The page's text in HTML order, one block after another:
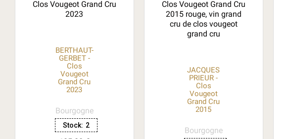
BERTHAUT-
GERBET -
Clos
Vougeot
Grand Cru
2023
Bourgogne
Stock: 2
JACQUES
PRIEUR -
Clos
Vougeot
Grand Cru
2015
Bourgogne